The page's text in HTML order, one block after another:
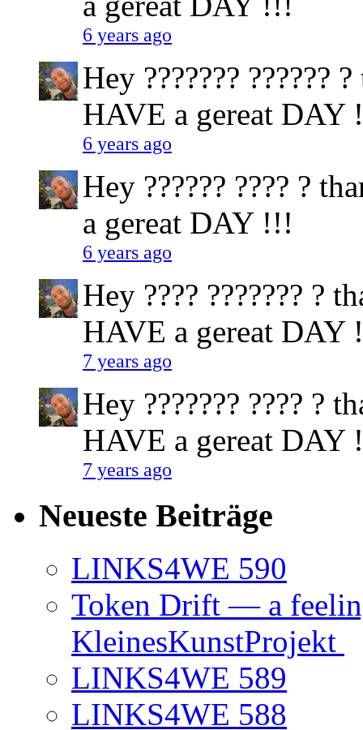
6 years ago
Hey ???????
HAVE a gereat DAY
6 years ago
Hey ?????? ???? ?
a gereat DAY !!!
6 years ago
Hey ???? ??????? ?
HAVE a gereat DAY
7 years ago
Hey ??????? ???? ?
HAVE a gereat DAY
7 years ago
Neueste Beiträge
LINKS4WE 590
Token Drift — a
KleinesKunstProjekt
LINKS4WE 589
LINKS4WE 588